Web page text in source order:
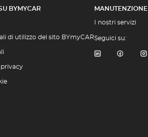
BYMYCAR
di utilizzo del sito BYmyCAR
MANUTENZIONE
I nostri servizi
Seguici su: